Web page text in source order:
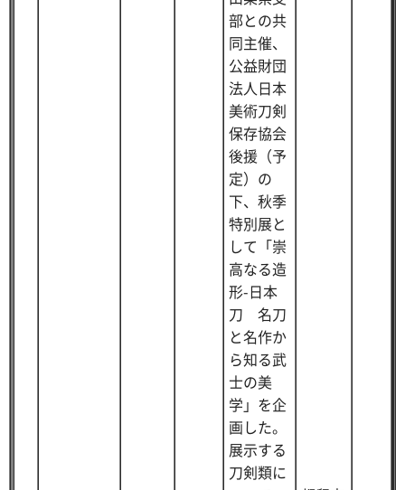
部との共
同主催、
公益財団
法人日本
美術刀剣
保存協会
後援（予
定）の
下、秋季
特別展と
して「崇
高なる造
形-日本
刀 名刀
と名作か
ら知る武
士の美
学」を企
画した。
展示する
刀剣類に